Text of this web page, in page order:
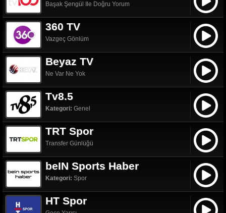
Başak Şengül Ile Doğru Yorum
360 TV
Vazgeç Gönlüm
Beyaz TV
Ne Var Ne Yok
Tv8.5
Kategori: Genel
TRT Spor
Transfer Günlüğü
beIN Sports Haber
Kategori: Spor
HT Spor